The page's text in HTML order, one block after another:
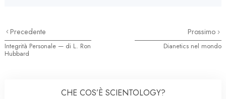
Precedente
Integrità Personale — di L. Ron
Hubbard
Prossimo
Dianetics nel mondo
CHE COS’È SCIENTOLOGY?